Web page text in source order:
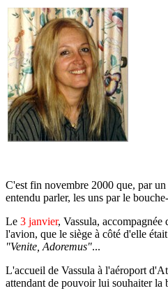
C'est fin novembre 2000 que, par
entendu parler, les uns par le
Le 3 janvier, Vassula,
l'avion, que le siège à côté d'elle
"Venite, Adoremus"...
L'accueil de Vassula à l'aéroport
attendant de pouvoir lui souhaiter la